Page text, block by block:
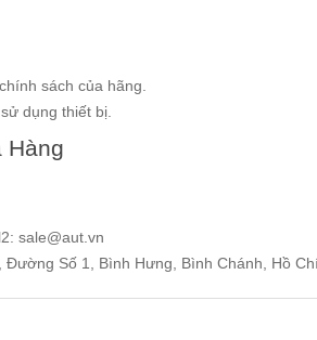
sách của hãng.
dụng thiết bị.
Hàng
sale@aut.vn
Số 1, Bình Hưng, Bình Chánh, Hồ